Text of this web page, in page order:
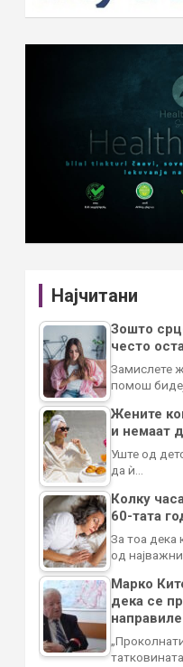
Најчитани
Зошто
често
Замислете
помош
Жените
и немаат
Уште од
да ѝ…
Колку
60-тата
За тоа дека
од
Марко
дека се